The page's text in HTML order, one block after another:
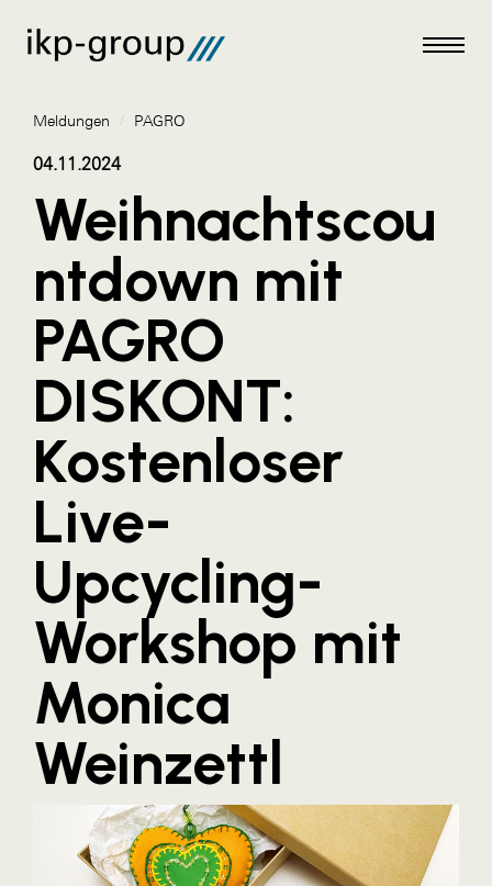
Meldungen
AKTUELLES
ACO
ALEX Krems
Amazon Web Services
Artweger
AustroCel Hallein
Blaguss
Bundesverband Sonnenschutztechnik
Cineplexx
Colmobil Austria
Darbo
Designer Outlets Parndorf und Salzburg
Essity
Meldungen / PAGRO
04.11.2024
Weihnachtscou
ntdown mit
PAGRO
DISKONT:
Kostenloser
Live-
Upcycling-
Workshop mit
Monica
Weinzettl